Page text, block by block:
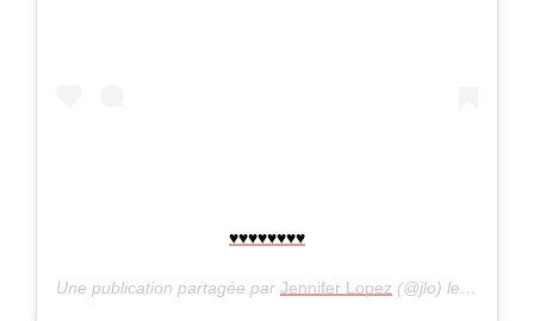
♥️♥️♥️♥️♥️♥️♥️♥️
Une publication partagée par Jennifer Lopez (@jlo) le il y a 7